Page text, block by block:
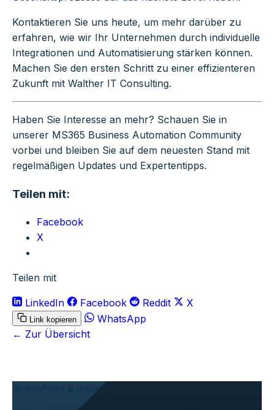
Kontaktieren Sie uns heute, um mehr darüber zu
erfahren, wie wir Ihr Unternehmen durch individuelle
Integrationen und Automatisierung stärken können.
Machen Sie den ersten Schritt zu einer effizienteren
Zukunft mit Walther IT Consulting.
Haben Sie Interesse an mehr? Schauen Sie in
unserer MS365 Business Automation Community
vorbei und bleiben Sie auf dem neuesten Stand mit
regelmäßigen Updates und Expertentipps.
Teilen mit:
Facebook
X
Teilen mit
LinkedIn Facebook Reddit X
Link kopieren
WhatsApp
← Zur Übersicht
SharePoint & Intranet